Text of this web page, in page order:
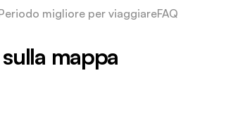
migliore per viaggiareFAQ
mappa